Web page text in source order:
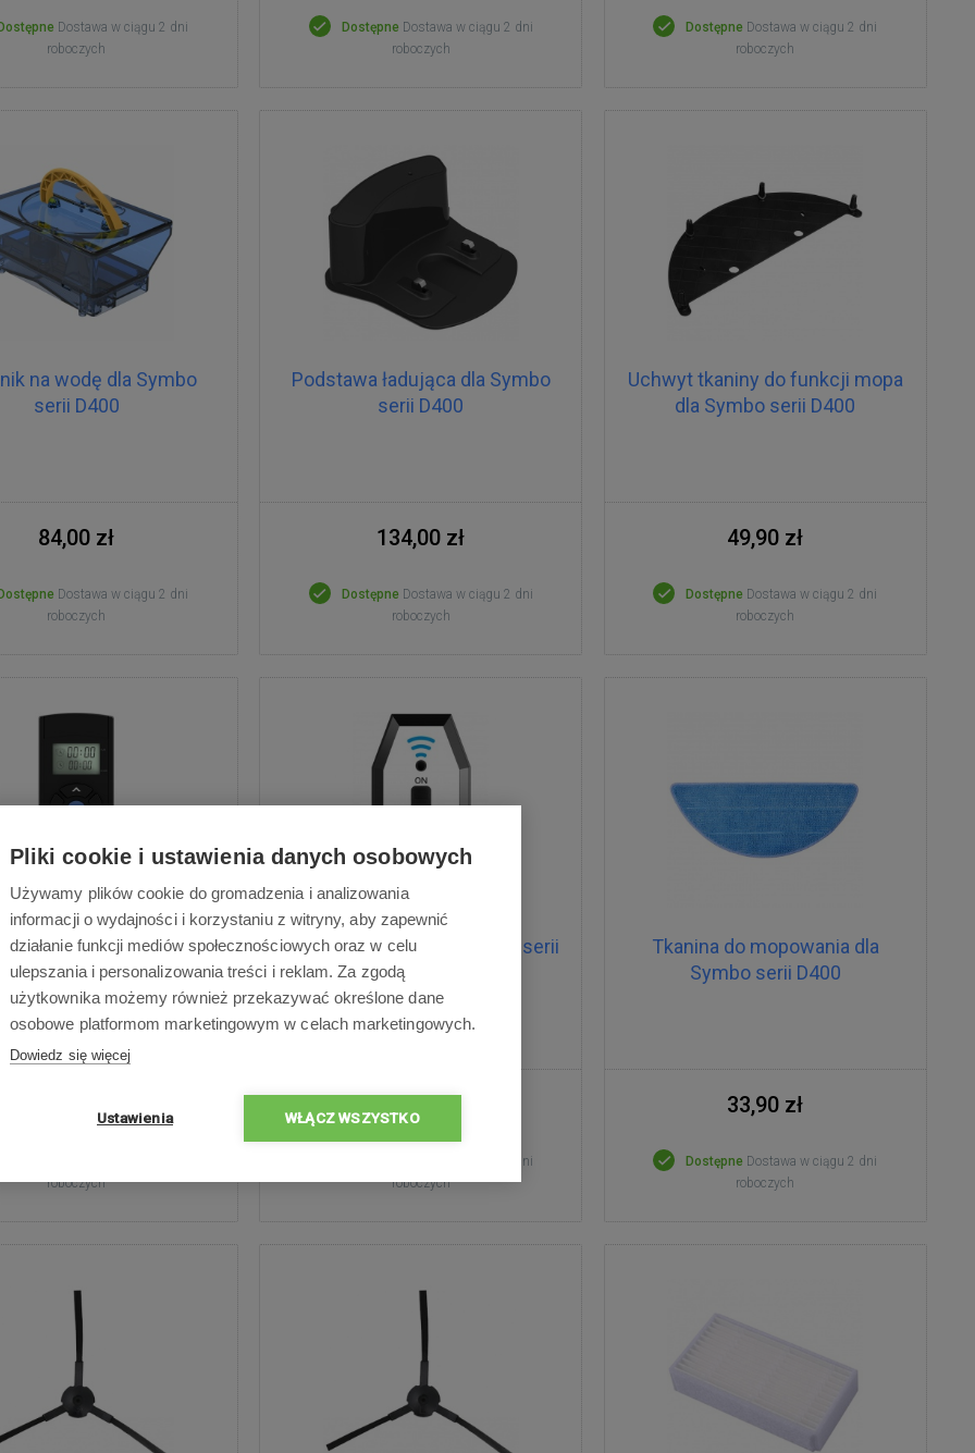
Dostawa w ciągu 2 dni
roboczych
Dostępne Dostawa w ciągu 2 dni
roboczych
Dostępne Dostawa w ciągu 2 dni
roboczych
na wodę dla Symbo
serii D400
84,00 zł
Dostawa w ciągu 2 dni
roboczych
Podstawa ładująca dla Symbo
serii D400
134,00 zł
Dostępne Dostawa w ciągu 2 dni
roboczych
Uchwyt tkaniny do funkcji mopa
dla Symbo serii D400
49,90 zł
Dostępne Dostawa w ciągu 2 dni
roboczych
sterowania dla
Symbo serii D400
roboczych
Wirtualna ściana dla Symbo serii
D400
Dostawa w ciągu 2 dni
roboczych
Tkanina do mopowania dla
Symbo serii D400
33,90 zł
Dostępne Dostawa w ciągu 2 dni
roboczych
Pliki cookie i ustawienia danych osobowych
Używamy plików cookie do gromadzenia i analizowania
informacji o wydajności i korzystaniu z witryny, aby zapewnić
działanie funkcji mediów społecznościowych oraz w celu
ulepszania i personalizowania treści i reklam. Za zgodą
użytkownika możemy również przekazywać określone dane
osobowe platformom marketingowym w celach marketingowych.
Dowiedz się więcej
Ustawienia WŁĄCZ WSZYSTKO